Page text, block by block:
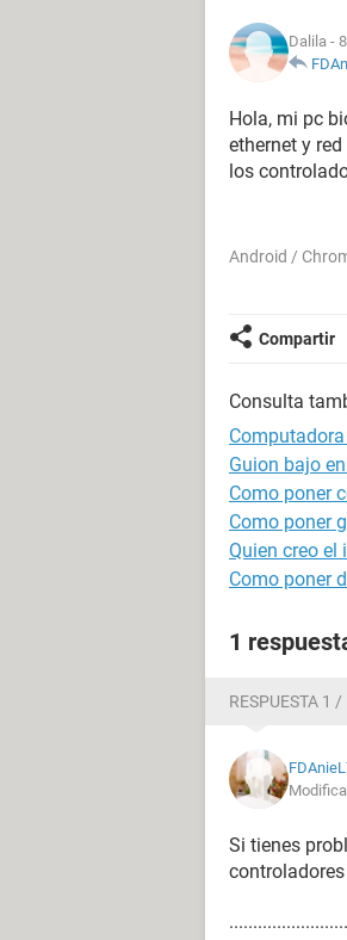
Dalila -
Hola, mi pc
ethernet y
los
Android /
Compartir
Consulta
Guion bajo
Como poner
Como poner
Quien creo el
Como poner
1
RESPUESTA 1 /
Si tienes